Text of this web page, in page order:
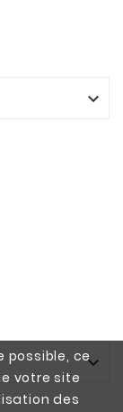
possible, ce
votre site
des

